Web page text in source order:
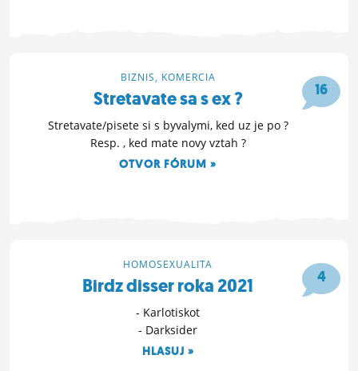
16
BIZNIS, KOMERCIA
Stretavate sa s ex ?
Stretavate/pisete si s byvalymi, ked uz je po ?
Resp. , ked mate novy vztah ?
OTVOR FÓRUM »
4
HOMOSEXUALITA
Birdz disser roka 2021
- Karlotiskot
- Darksider
HLASUJ »